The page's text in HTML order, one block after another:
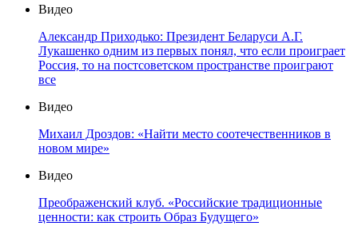
Видео
Александр Приходько: Президент Беларуси А.Г.
Лукашенко одним из первых понял, что если проиграет
Россия, то на постсоветском пространстве проиграют
все
Видео
Михаил Дроздов: «Найти место соотечественников в
новом мире»
Видео
Преображенский клуб. «Российские традиционные
ценности: как строить Образ Будущего»